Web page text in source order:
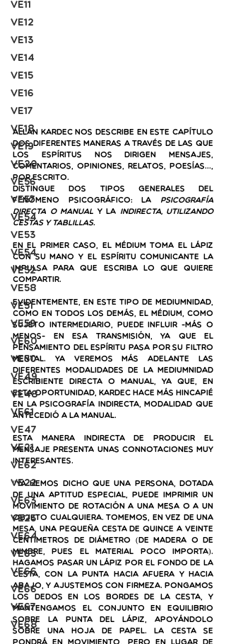
VE11
VE12
VE13
VE14
VE15
VE16
VE17
VE18
VE19
VE20
VE56
VE57
VE54
VE53
VE54
VE52
VE58
VE51
VE59
VE60
VE50
VE49
VE48
VE61
VE47
VE21
VE62
VE22
VE63
VE23
VE64
VE65
VE66
ve66
VE67
VE68
Allan Kardec nos describe en este capítulo
dos diferentes maneras a través de las que
los Espíritus nos dirigen mensajes,
comentarios, opiniones, relatos, poesías…,
por escrito.
Distingue dos tipos generales del
fenómeno psicográfico: la psicografía
directa o manual y la
indirecta, utilizando
cestas y tablillas.
En el primer caso, el médium toma el lápiz
con su mano y el Espíritu comunicante la
impulsa para que escriba lo que quiere
compartir.
Evidentemente, en este tipo de mediumnidad,
como en todos los demás, el médium, como
sujeto intermediario, puede influir -más o
menos- en esa transmisión, ya que el
pensamiento del Espíritu pasa por su filtro
mental. Ya veremos más adelante las
diferentes modalidades de la mediumnidad
escribiente directa o manual, ya que, en
esta oportunidad, Kardec hace más hincapié
en la psicografía indirecta, modalidad que
antecedió a la manual.
Esta manera indirecta de producir el
mensaje presenta unas connotaciones muy
interesantes.
“Ya hemos dicho que una persona, dotada
de una aptitud especial, puede imprimir un
movimiento de rotación a una mesa o a un
objeto cualquiera. Tomemos, en vez de una
mesa, una pequeña cesta de quince a veinte
centímetros de diámetro (de madera o de
mimbre, pues el material poco importa).
Hagamos pasar un lápiz por el fondo de la
cesta, con la punta hacia afuera y hacia
abajo, y ajustemos con firmeza. Pongamos
los dedos en los bordes de la cesta, y
mantengamos el conjunto en equilibrio
sobre la punta del lápiz, apoyándolo
sobre una hoja de papel. La cesta se